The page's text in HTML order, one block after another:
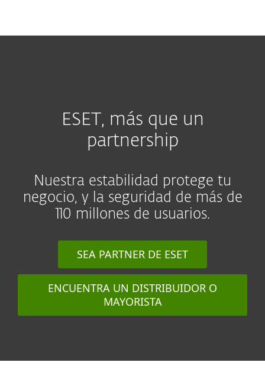
ESET, más que un
partnership
Nuestra estabilidad protege tu
negocio, y la seguridad de más de
110 millones de usuarios.
SEA PARTNER DE ESET
ENCUENTRA UN DISTRIBUIDOR O
MAYORISTA